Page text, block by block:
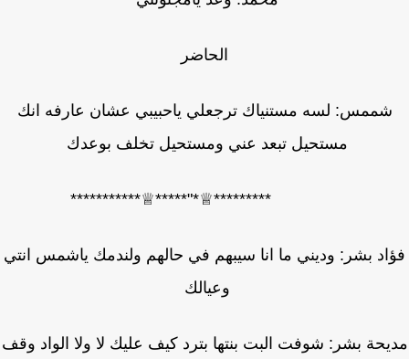
الحاضر
شممس: لسه مستنياك ترجعلي ياحبيبي عشان عارفه انك
مستحيل تبعد عني ومستحيل تخلف بوعدك
*********♕*"*****♕***********
بشر: وديني ما انا سيبهم في حالهم ولندمك ياشمس انتي
وعيالك
بشر: شوفت البت بنتها بترد كيف عليك لا ولا الواد وقف